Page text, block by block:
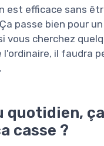
est efficace sans
passe bien pour
vous cherchez
l'ordinaire, il faudra
quotidien, ça
casse ?